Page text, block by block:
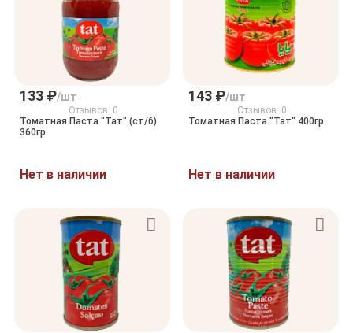
133 ₽/шт
Отзывов: 0
Томатная Паста "Тат" (ст/б)
360гр
Нет в наличии
143 ₽/шт
Отзывов: 0
Томатная Паста "Тат" 400гр
Нет в наличии